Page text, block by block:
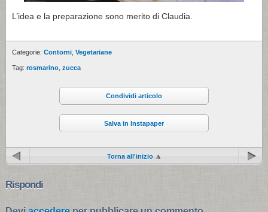
L’idea e la preparazione sono merito di Claudia.
Categorie: Contorni Vegetariane
Tag: rosmarino zucca
Condividi articolo
Salva in Instapaper
Torna all'inizio
Rispondi